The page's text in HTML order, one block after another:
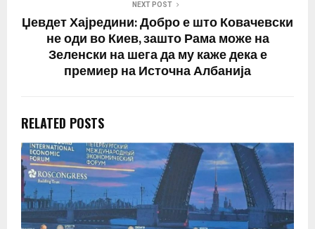
NEXT POST
Џевдет Хајредини: Добро е што Ковачевски
не оди во Киев, зашто Рама може на
Зеленски на шега да му каже дека е
премиер на Источна Албанија
RELATED POSTS